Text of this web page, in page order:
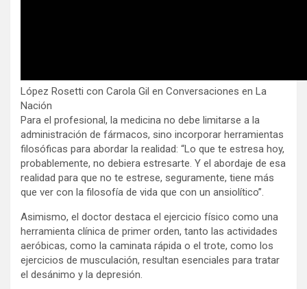
López Rosetti con Carola Gil en Conversaciones en La
Nación
Para el profesional, la medicina no debe limitarse a la
administración de fármacos, sino incorporar herramientas
filosóficas para abordar la realidad: “Lo que te estresa hoy,
probablemente, no debiera estresarte. Y el abordaje de esa
realidad para que no te estrese, seguramente, tiene más
que ver con la filosofía de vida que con un ansiolítico”.
Asimismo, el doctor destaca el ejercicio físico como una
herramienta clínica de primer orden, tanto las actividades
aeróbicas, como la caminata rápida o el trote, como los
ejercicios de musculación, resultan esenciales para tratar
el desánimo y la depresión.